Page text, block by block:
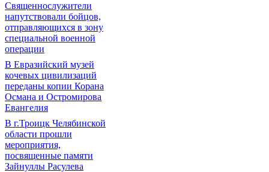
Священнослужители
напутствовали бойцов,
отправляющихся в зону
специальной военной
операции
В Евразийский музей
кочевых цивилизаций
переданы копии Корана
Османа и Остромирова
Евангелия
В г.Троицк Челябинской
области прошли
мероприятия,
посвященные памяти
Зайнуллы Расулева